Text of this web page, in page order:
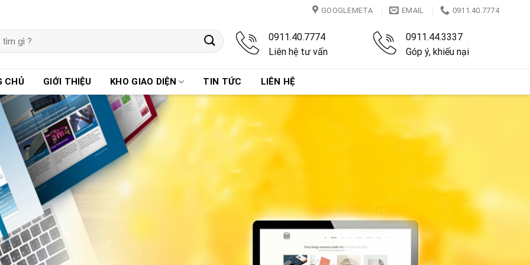
GOOGLEMETA EMAIL 0911.40.7774
0911.40.7774
Liên hệ tư vấn
0911.44.3337
Góp ý, khiếu nại
CHỦ GIỚI THIỆU KHO GIAO DIỆN TIN TỨC LIÊN HỆ